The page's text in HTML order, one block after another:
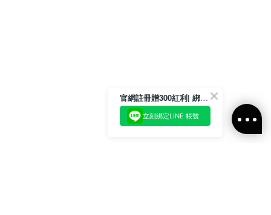
官網註冊贈300紅利| 綁定LINE再領取專屬優惠
立刻綁定LINE 帳號